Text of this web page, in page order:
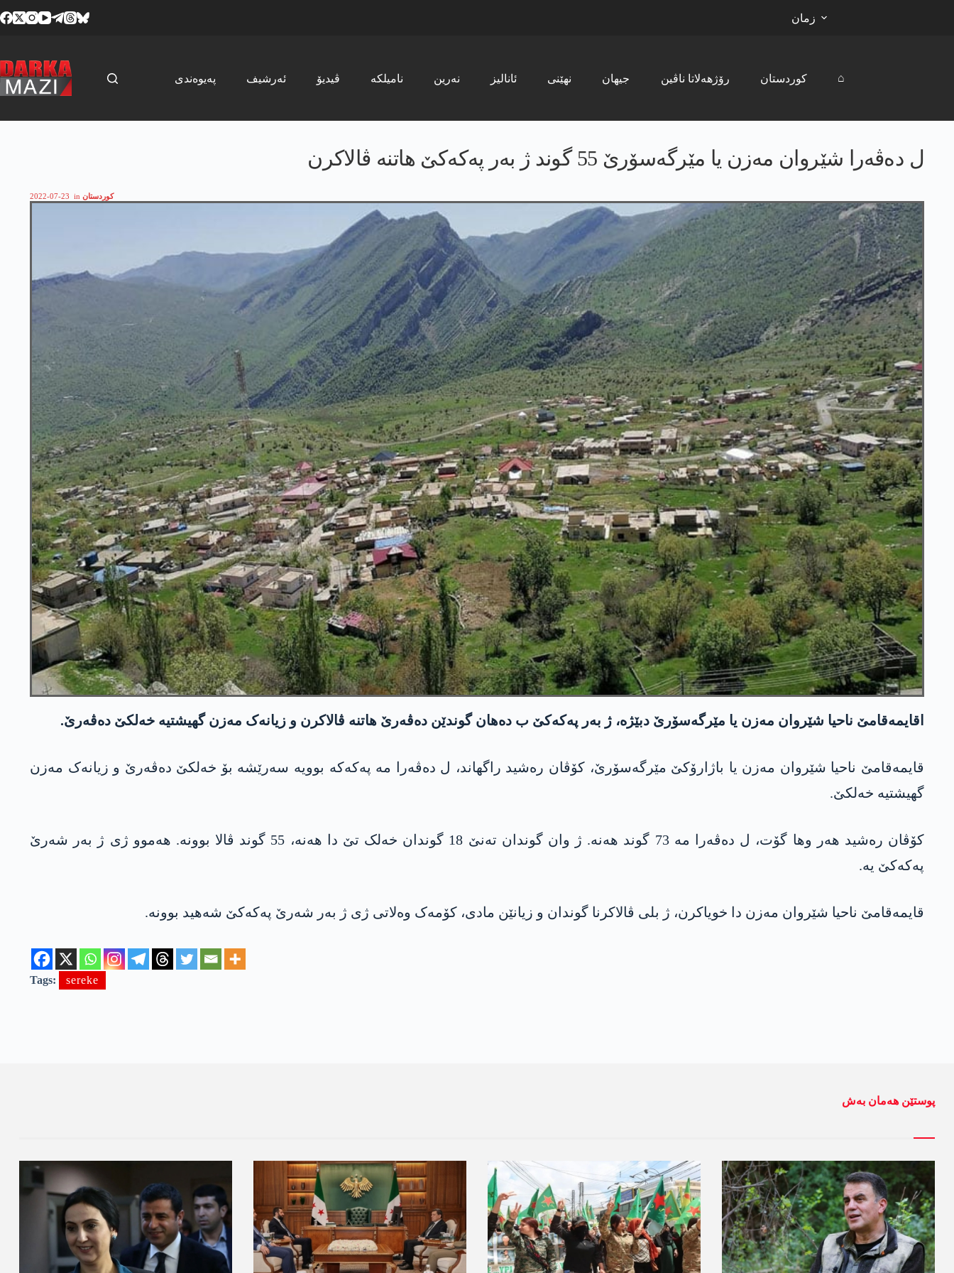
to
زمان
پەیوەندی ئەرشیف ڤیدیۆ نامیلکە نەرین ئانالیز نھێنی جیھان رۆژھەلاتا ناڤین کوردستان ⌂
ل دەڤەرا شێروان مەزن یا مێرگەسۆرێ 55 گوند ژ بەر پەکەکێ ھاتنە ڤالاکرن
2022-07-23 in کوردستان
اقایمەقامێ ناحیا شێروان مەزن یا مێرگەسۆرێ دبێژە، ژ بەر پەکەکێ ب دەھان گوندێن دەڤەرێ ھاتنە ڤالاکرن و زیانەک مەزن گھیشتیە خەلکێ دەڤەرێ.
قایمەقامێ ناحیا شێروان مەزن یا باژارۆکێ مێرگەسۆرێ، کۆڤان رەشید راگهاند، ل دەڤەرا مە پەکەکە بوویە سەرێشە بۆ خەلکێ دەڤەرێ و زیانەک مەزن
گھیشتیە خەلکێ.
کۆڤان رەشید ھەر وھا گۆت، ل دەڤەرا مە 73 گوند ھەنە. ژ وان گوندان تەنێ 18 گوندان خەلک تێ دا ھەنە، 55 گوند ڤالا بوونە. ھەموو ژی ژ بەر شەرێ
پەکەکێ یە.
قایمەقامێ ناحیا شێروان مەزن دا خویاکرن، ژ بلی ڤالاکرنا گوندان و زیانێن مادی، کۆمەک وەلاتی ژی ژ بەر شەرێ پەکەکێ شەھید بوونە.
Tags: sereke
پوستێن ھەمان بەش